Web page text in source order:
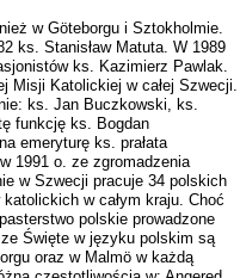
w Göteborgu i Sztokholmie.
ks. Stanisław Matuta. W 1989
ks. Kazimierz Pawlak.
Misji Katolickiej w całej Szwecji.
ks. Jan Buczkowski, ks.
funkcję ks. Bogdan
emeryturę ks. prałata
1991 o. ze zgromadzenia
w Szwecji pracuje 34 polskich
w całym kraju. Choć
polskie prowadzone
Święte w języku polskim są
oraz w Malmö w każdą